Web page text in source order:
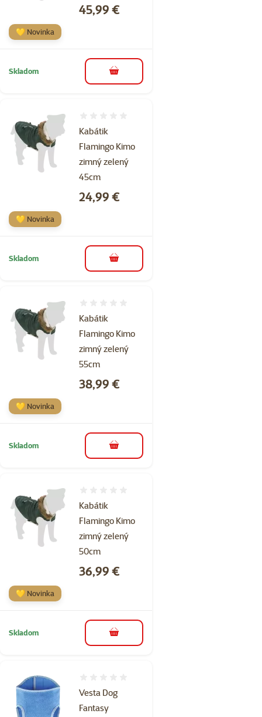
Cena
45,99 €
💛 Novinka
Skladom do košíka
Kabátik
Flamingo Kimo
zimný zelený
45cm
Cena
24,99 €
💛 Novinka
Skladom do košíka
Kabátik
Flamingo Kimo
zimný zelený
55cm
Cena
38,99 €
💛 Novinka
Skladom do košíka
Kabátik
Flamingo Kimo
zimný zelený
50cm
Cena
36,99 €
💛 Novinka
Skladom do košíka
Vesta Dog
Fantasy